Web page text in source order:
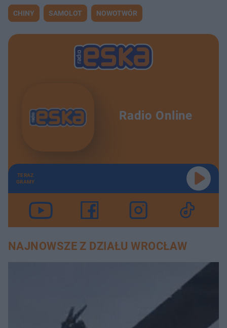
CHINY SAMOLOT NOWOTWÓR
Radio Online
TERAZ
GRAMY
NAJNOWSZE Z DZIAŁU WROCŁAW